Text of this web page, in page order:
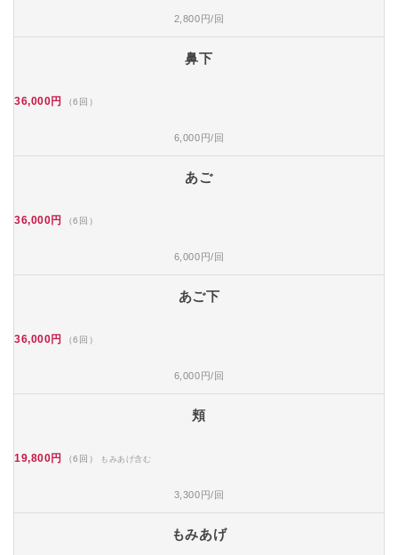
2,800円/回
鼻下
36,000円 （6回）
6,000円/回
あご
36,000円 （6回）
6,000円/回
あご下
36,000円 （6回）
6,000円/回
頬
19,800円 （6回） もみあげ含む
3,300円/回
もみあげ